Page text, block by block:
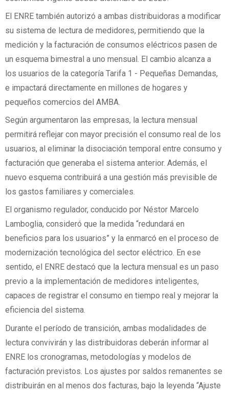
El ENRE también autorizó a ambas distribuidoras a modificar
su sistema de lectura de medidores, permitiendo que la
medición y la facturación de consumos eléctricos pasen de
un esquema bimestral a uno mensual. El cambio alcanza a
los usuarios de la categoría Tarifa 1 - Pequeñas Demandas,
e impactará directamente en millones de hogares y
pequeños comercios del AMBA.
Según argumentaron las empresas, la lectura mensual
permitirá reflejar con mayor precisión el consumo real de los
usuarios, al eliminar la disociación temporal entre consumo y
facturación que generaba el sistema anterior. Además, el
nuevo esquema contribuirá a una gestión más previsible de
los gastos familiares y comerciales.
El organismo regulador, conducido por Néstor Marcelo
Lamboglia, consideró que la medida “redundará en
beneficios para los usuarios” y la enmarcó en el proceso de
modernización tecnológica del sector eléctrico. En ese
sentido, el ENRE destacó que la lectura mensual es un paso
previo a la implementación de medidores inteligentes,
capaces de registrar el consumo en tiempo real y mejorar la
eficiencia del sistema.
Durante el período de transición, ambas modalidades de
lectura convivirán y las distribuidoras deberán informar al
ENRE los cronogramas, metodologías y modelos de
facturación previstos. Los ajustes por saldos remanentes se
distribuirán en al menos dos facturas, bajo la leyenda “Ajuste